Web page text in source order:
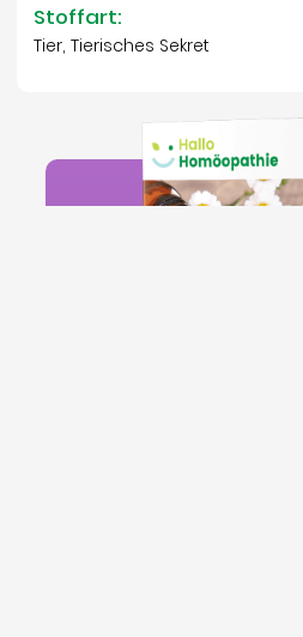
Stoffart:
Tier, Tierisches Sekret